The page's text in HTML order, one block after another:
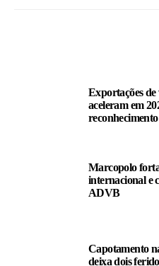
Exportações
aceleram em
Marcopolo
internacional e
ADVB
Capotamento
deixa dois